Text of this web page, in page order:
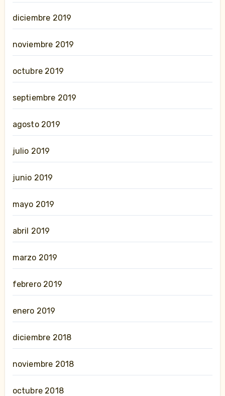
diciembre 2019
noviembre 2019
octubre 2019
septiembre 2019
agosto 2019
julio 2019
junio 2019
mayo 2019
abril 2019
marzo 2019
febrero 2019
enero 2019
diciembre 2018
noviembre 2018
octubre 2018